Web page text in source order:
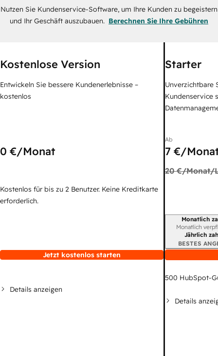
Nutzen Sie Kundenservice-Software, um Ihre Kunden zu begeistern
und Ihr Geschäft auszubauen. Berechnen Sie Ihre Gebühren
Kostenlose Version
Entwickeln Sie bessere Kundenerlebnisse –
kostenlos
0 €/Monat
Kostenlos für bis zu 2 Benutzer. Keine Kreditkarte
erforderlich.
Jetzt kostenlos starten
Details anzeigen
Starter
Unverzichtbare
Kundenservice
Ab
7 €/
20 €/Monat/
Monatlich
Monatlich
Jährlich
BESTES
500 HubSpot-
Details